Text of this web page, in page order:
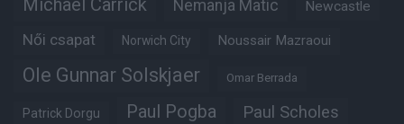
Michael Carrick Nemanja Matic Newcastle
Női csapat Norwich City Noussair Mazraoui
Ole Gunnar Solskjaer Omar Berrada
Patrick Dorgu Paul Pogba Paul Scholes